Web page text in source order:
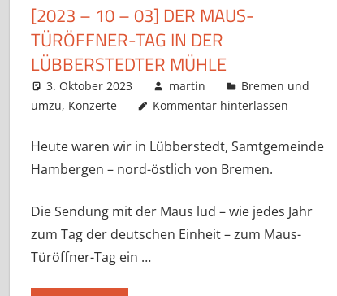
[2023 – 10 – 03] DER MAUS-
TÜRÖFFNER-TAG IN DER
LÜBBERSTEDTER MÜHLE
3. Oktober 2023 martin
Bremen und
umzu, Konzerte Kommentar hinterlassen
Heute waren wir in Lübberstedt, Samtgemeinde
Hambergen – nord-östlich von Bremen.
Die Sendung mit der Maus lud – wie jedes Jahr
zum Tag der deutschen Einheit – zum Maus-
Türöffner-Tag ein …